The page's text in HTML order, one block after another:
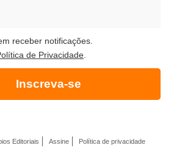
receber notificações.
de Privacidade
Inscreva-se
Editoriais Assine
Política de privacidade